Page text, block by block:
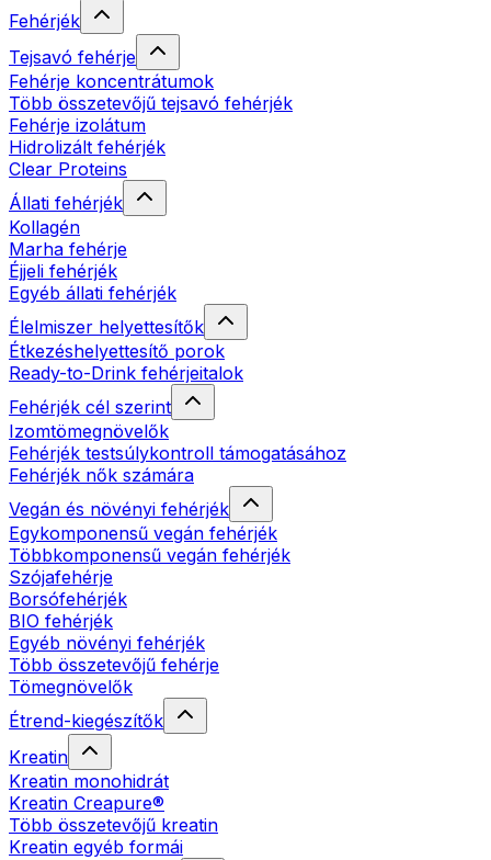
Fehérjék
Tejsavó fehérje
Fehérje koncentrátumok
Több összetevőjű tejsavó fehérjék
Fehérje izolátum
Hidrolizált fehérjék
Clear Proteins
Állati fehérjék
Kollagén
Marha fehérje
Éjjeli fehérjék
Egyéb állati fehérjék
Élelmiszer helyettesítők
Étkezéshelyettesítő porok
Ready-to-Drink fehérjeitalok
Fehérjék cél szerint
Izomtömegnövelők
Fehérjék testsúlykontroll támogatásához
Fehérjék nők számára
Vegán és növényi fehérjék
Egykomponensű vegán fehérjék
Többkomponensű vegán fehérjék
Szójafehérje
Borsófehérjék
BIO fehérjék
Egyéb növényi fehérjék
Több összetevőjű fehérje
Tömegnövelők
Étrend-kiegészítők
Kreatin
Kreatin monohidrát
Kreatin Creapure®
Több összetevőjű kreatin
Kreatin egyéb formái